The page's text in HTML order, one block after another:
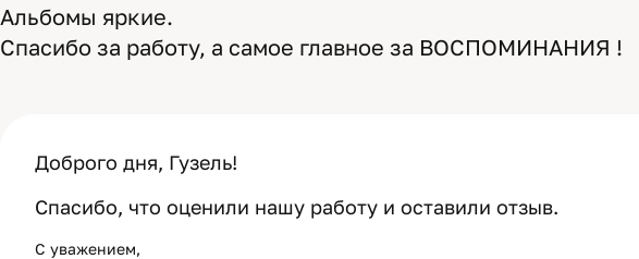
Альбомы яркие.
Спасибо за работу, а самое главное за ВОСПОМИНАНИЯ !
Доброго дня, Гузель!
Спасибо, что оценили нашу работу и оставили отзыв.
С уважением,